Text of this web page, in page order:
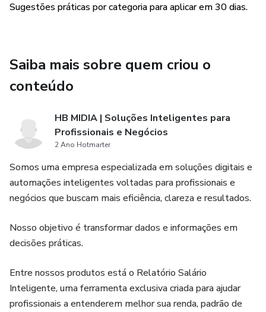
**Garantia:** 7 dias. Se não achar útil, devolvemos seu
Sugestões práticas por categoria para aplicar em 30 dias.
Saiba mais sobre quem criou o
conteúdo
HB MIDIA | Soluções Inteligentes para
Profissionais e Negócios
2 Ano Hotmarter
Somos uma empresa especializada em soluções digitais e
automações inteligentes voltadas para profissionais e
negócios que buscam mais eficiência, clareza e resultados.
Nosso objetivo é transformar dados e informações em
decisões práticas.
Entre nossos produtos está o Relatório Salário
Inteligente, uma ferramenta exclusiva criada para ajudar
profissionais a entenderem melhor sua renda, padrão de